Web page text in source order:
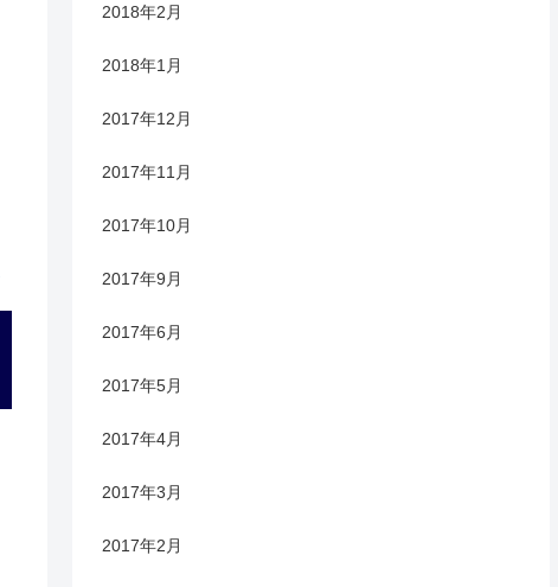
2018年2月
2018年1月
2017年12月
2017年11月
2017年10月
2017年9月
2017年6月
2017年5月
2017年4月
2017年3月
2017年2月